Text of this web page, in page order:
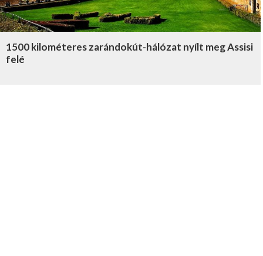
1500 kilométeres zarándokút-hálózat nyílt meg Assisi
felé